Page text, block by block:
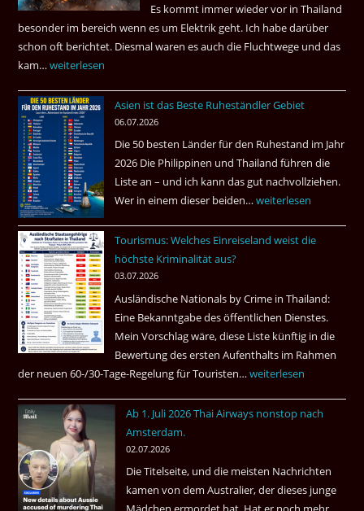
können?
|
Helmut
fragt
Es kommt immer wieder vor in Thailand
besonder im bereich wenn es um Elektrik geht. Ich habe darüber
schon oft berichtet. Diesmal waren es auch die Fluchtwege und das
kam…Mindestens
Tote
einem
Pub
Bangkok
weiterlesen
Asien ist das Beste Ruheständler Gebiet
06.07.2026
Die 50 besten Länder für den Ruhestand im Jahr
2026 Die Philippinen und Thailand führen die
Liste an – und ich kann das gut nachvollziehen.
Wer in einem dieser beiden…Asien
das
Gebiet
weiterlesen
Tourismus: Welches Einreiseland weist die
höchste Kriminalität aus?
03.07.2026
Ausländische Nationals by Crime in Thailand:
Eine Bekanntgabe des öffentlichen Dienstes.
Mein Vorschlag wäre, diese Liste künftig in die
Bewertung des ersten Aufenthalts im Rahmen
der neuen 60-/30-Tage-Regelung für Touristen…Tourismus:
Einreiseland
höchste
Kriminalität
weiterlesen
Ab 1. Juli 2026 Thai Airways nonstop nach
Amsterdam.
02.07.2026
Die Titelseite, und die meisten Nachrichten
kamen von dem Australier, der dieses junge